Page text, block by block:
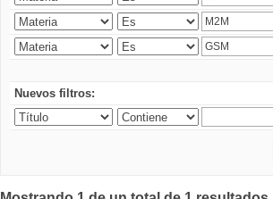
Nuevos filtros: